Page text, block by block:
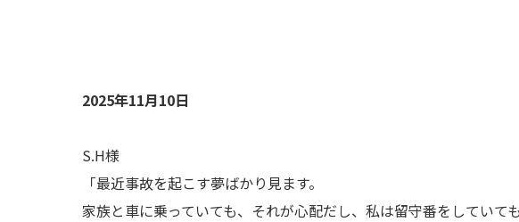
2025年11月10日
S.H様
「最近事故を起こす夢ばかり見ます。
家族と車に乗っていても、それが心配だし、私は留守番をしてい